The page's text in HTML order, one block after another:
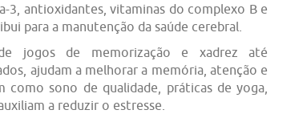
3, antioxidantes, vitaminas do complexo B e
para a manutenção da saúde cerebral.
jogos de memorização e xadrez até
ajudam a melhorar a memória, atenção e
como sono de qualidade, práticas de yoga,
a reduzir o estresse.